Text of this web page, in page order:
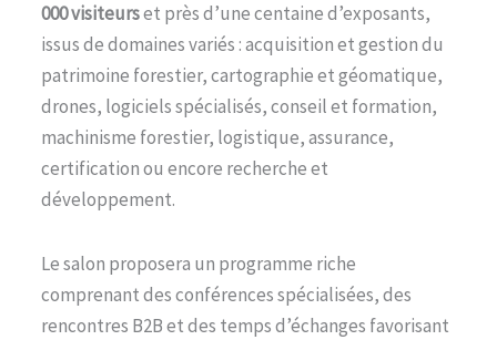
000 visiteurset près d’une centaine d’exposants,
issus de domaines variés : acquisition et gestion du
patrimoine forestier, cartographie et géomatique,
drones, logiciels spécialisés, conseil et formation,
machinisme forestier, logistique, assurance,
certification ou encore recherche et
développement.
Le salon proposera un programme riche
comprenant des conférences spécialisées, des
rencontres B2B et des temps d’échanges favorisant